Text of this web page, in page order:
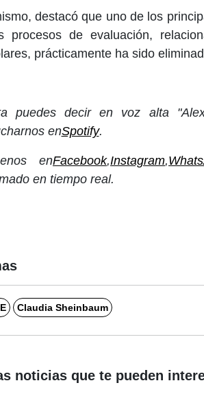
destacó que uno de los
procesos de evaluación,
prácticamente ha sido
puedes decir en voz alta
enSpotify.
enFacebook,Instagram,
en tiempo real.
Claudia Sheinbaum
noticias que te pueden